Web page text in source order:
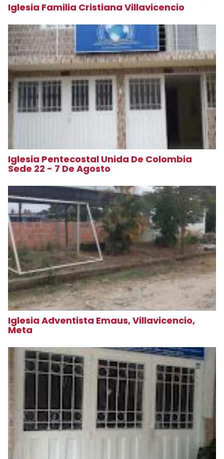
Iglesia Familia Cristiana Villavicencio
Iglesia Pentecostal Unida De Colombia
Sede 22 - 7 De Agosto
Iglesia Adventista Emaus, Villavicencio,
Meta